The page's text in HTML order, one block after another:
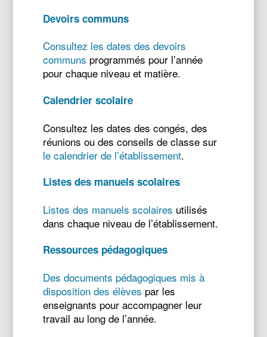
Devoirs communs
Consultez les dates des devoirs
communs programmés pour l’année
pour chaque niveau et matière.
Calendrier scolaire
Consultez les dates des congés, des
réunions ou des conseils de classe sur
le calendrier de l’établissement.
Listes des manuels scolaires
Listes des manuels scolaires utilisés
dans chaque niveau de l’établissement.
Ressources pédagogiques
Des documents pédagogiques mis à
disposition des élèves par les
enseignants pour accompagner leur
travail au long de l’année.